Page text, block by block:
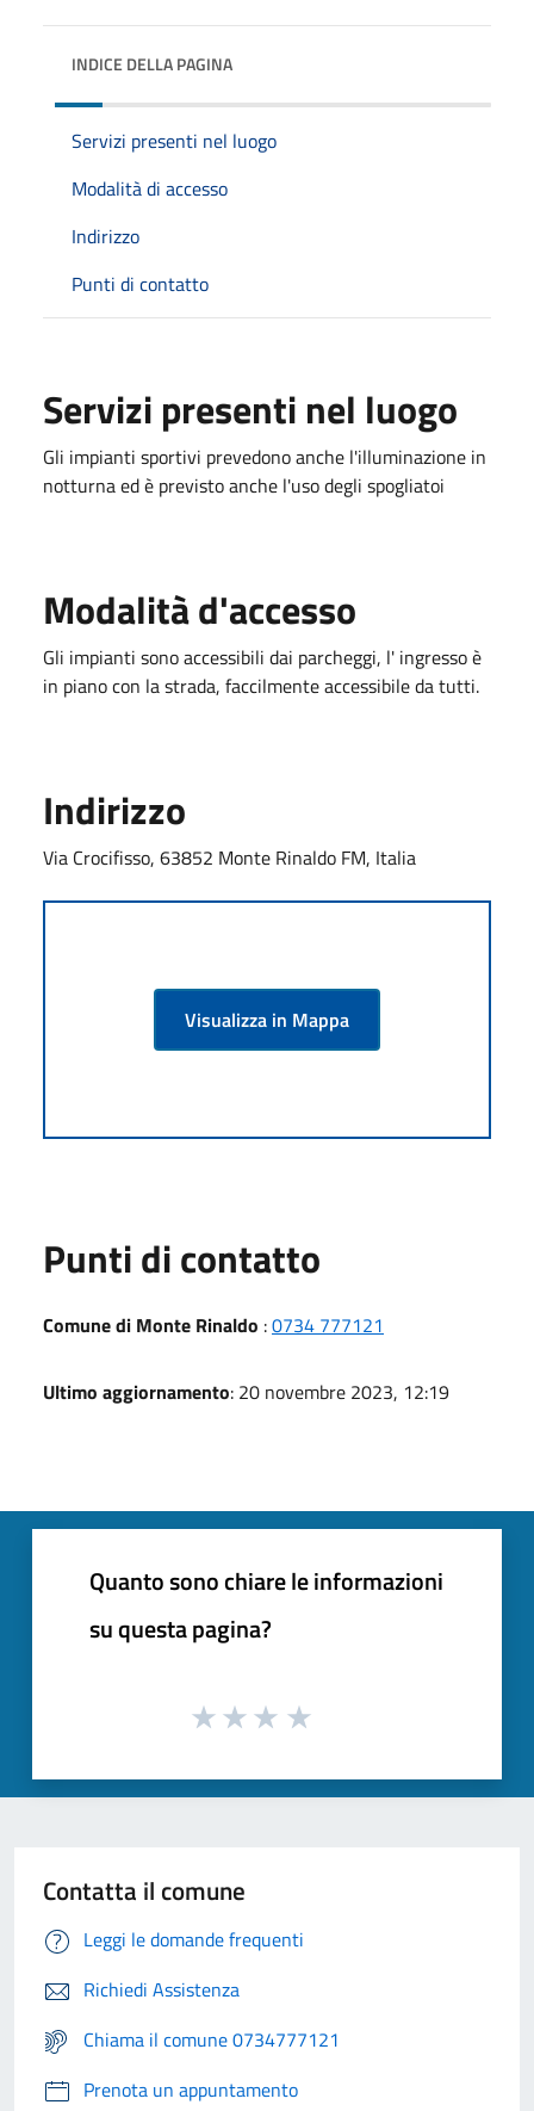
INDICE DELLA PAGINA
Servizi presenti nel luogo
Modalità di accesso
Indirizzo
Punti di contatto
Servizi presenti nel luogo
Gli impianti sportivi prevedono anche l'illuminazione in
notturna ed è previsto anche l'uso degli spogliatoi
Modalità d'accesso
Gli impianti sono accessibili dai parcheggi, l' ingresso è
in piano con la strada, faccilmente accessibile da tutti.
Indirizzo
Via Crocifisso, 63852 Monte Rinaldo FM, Italia
Visualizza in Mappa
Punti di contatto
Comune di Monte Rinaldo :0734 777121
Ultimo aggiornamento: 20 novembre 2023, 12:19
Quanto sono chiare le informazioni
su questa pagina?
Contatta il comune
Leggi le domande frequenti
Richiedi Assistenza
Chiama il comune 0734777121
Prenota un appuntamento